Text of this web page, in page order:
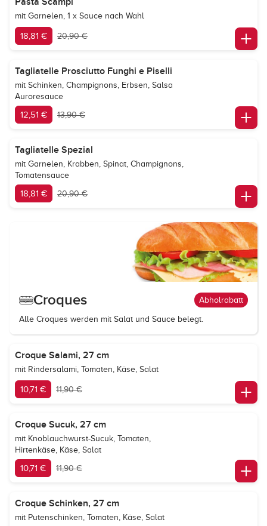
mit Garnelen, 1 x Sauce nach Wahl
18,81 € 20,90 €
Tagliatelle Prosciutto Funghi e Piselli
mit Schinken, Champignons, Erbsen, Salsa
Auroresauce
12,51 € 13,90 €
Tagliatelle Spezial
mit Garnelen, Krabben, Spinat, Champignons,
Tomatensauce
18,81 € 20,90 €
Croques Abholrabatt
Alle Croques werden mit Salat und Sauce belegt.
Croque Salami, 27 cm
mit Rindersalami, Tomaten, Käse, Salat
10,71 € 11,90 €
Croque Sucuk, 27 cm
mit Knoblauchwurst-Sucuk, Tomaten,
Hirtenkäse, Käse, Salat
10,71 € 11,90 €
Croque Schinken, 27 cm
mit Putenschinken, Tomaten, Käse, Salat